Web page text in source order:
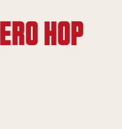
HOP